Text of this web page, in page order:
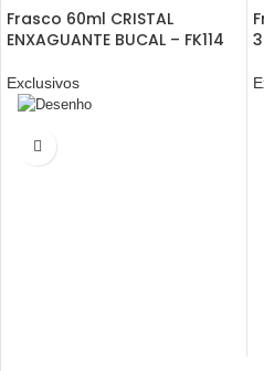
Frasco 60ml CRISTAL
ENXAGUANTE BUCAL – FK114
Exclusivos